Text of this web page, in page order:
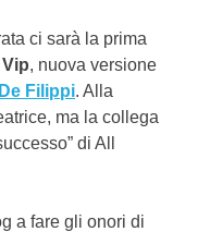
ci sarà la prima
, nuova versione
Filippi. Alla
ma la collega
di All
a fare gli onori di